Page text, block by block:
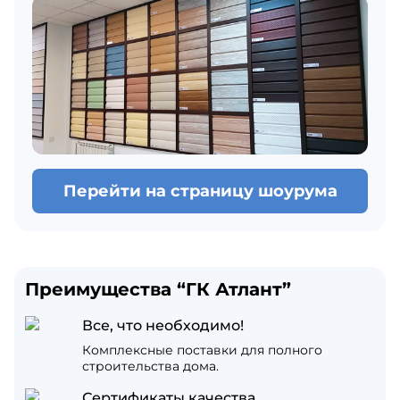
Перейти на страницу шоурума
Преимущества “ГК Атлант”
Все, что необходимо!
Комплексные поставки для полного
строительства дома.